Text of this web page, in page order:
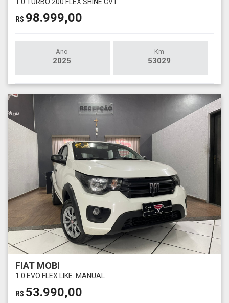
R$ 98.999,00
Ano
2025
Km
53029
FIAT MOBI
1.0 EVO FLEX LIKE. MANUAL
R$ 53.990,00